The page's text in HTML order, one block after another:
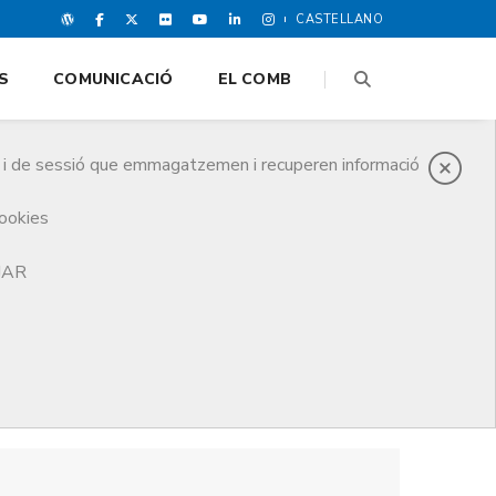
CASTELLANO
sessió que emmagatzemen i recuperen informació
COMUNICACIÓ EL COMB